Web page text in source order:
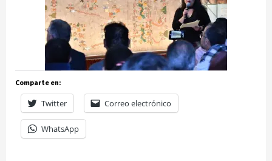
Comparte en:
Twitter Correo electrónico
WhatsApp